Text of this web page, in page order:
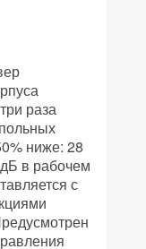
раза
ниже: 28
в рабочем
с